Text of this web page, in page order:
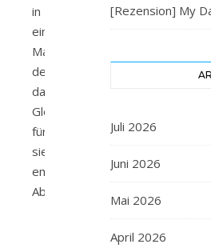
in
einen
Mann,
der
das
Gleiche
für
sie
empfindet.
Aber…
[Rezension] My
Juli 2026
Juni 2026
Mai 2026
April 2026